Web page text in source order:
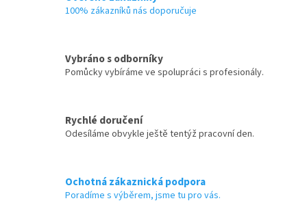
100% zákazníků nás doporučuje
Vybráno s odborníky
Pomůcky vybíráme ve spolupráci s profesionály.
Rychlé doručení
Odesíláme obvykle ještě tentýž pracovní den.
Ochotná zákaznická podpora
Poradíme s výběrem, jsme tu pro vás.